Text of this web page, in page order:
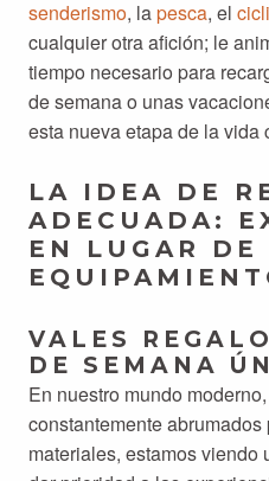
senderismo, lapesca, el
cualquier otra afición; le
tiempo necesario para
de semana o unas
esta nueva etapa de la vida
LA IDEA DE
ADECUADA:
EN LUGAR DE
VALES
DE SEMANA
En nuestro mundo
constantemente
materiales, estamos viendo